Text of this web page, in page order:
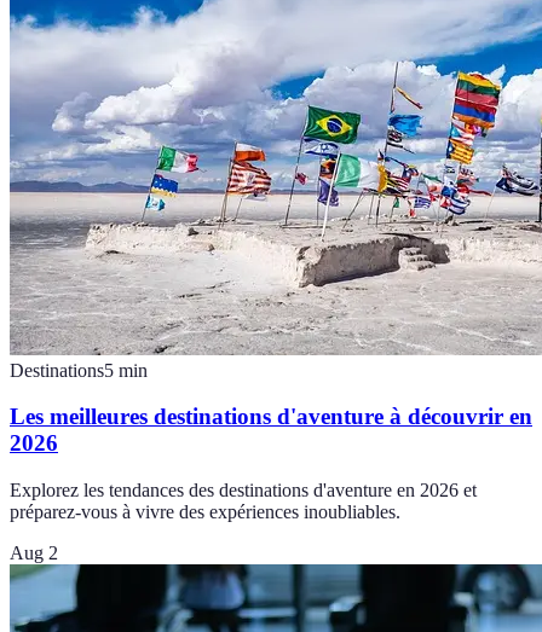
Destinations5 min
Les meilleures destinations d'aventure à découvrir en
2026
Explorez les tendances des destinations d'aventure en 2026 et
préparez-vous à vivre des expériences inoubliables.
Aug 2